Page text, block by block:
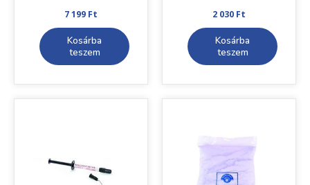
7 199 Ft
Kosárba
teszem
2 030 Ft
Kosárba
teszem
van.